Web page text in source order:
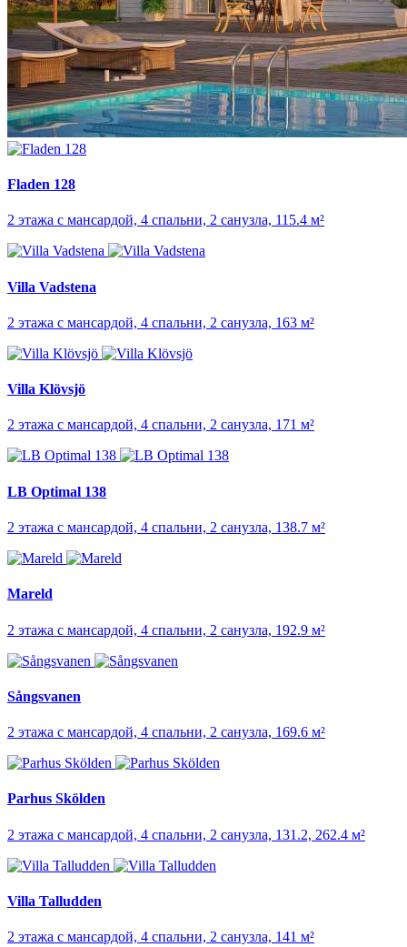
Fladen 128
2 этажа с мансардой, 4 спальни, 2 санузла, 115.4 м²
Villa Vadstena
2 этажа с мансардой, 4 спальни, 2 санузла, 163 м²
Villa Klövsjö
2 этажа с мансардой, 4 спальни, 2 санузла, 171 м²
LB Optimal 138
2 этажа с мансардой, 4 спальни, 2 санузла, 138.7 м²
Mareld
2 этажа с мансардой, 4 спальни, 2 санузла, 192.9 м²
Sångsvanen
2 этажа с мансардой, 4 спальни, 2 санузла, 169.6 м²
Parhus Skölden
2 этажа с мансардой, 4 спальни, 2 санузла, 131.2, 262.4 м²
Villa Talludden
2 этажа с мансардой, 4 спальни, 2 санузла, 141 м²